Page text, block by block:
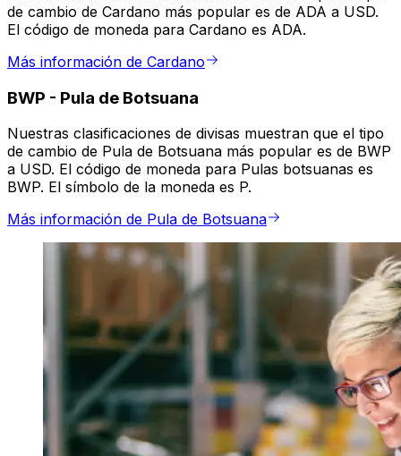
de cambio de Cardano más popular es de ADA a USD.
El código de moneda para Cardano es ADA.
Más información de Cardano
BWP - Pula de Botsuana
Nuestras clasificaciones de divisas muestran que el tipo
de cambio de Pula de Botsuana más popular es de BWP
a USD. El código de moneda para Pulas botsuanas es
BWP. El símbolo de la moneda es P.
Más información de Pula de Botsuana